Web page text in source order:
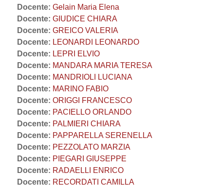
Docente: Gelain Maria Elena
Docente: GIUDICE CHIARA
Docente: GREICO VALERIA
Docente: LEONARDI LEONARDO
Docente: LEPRI ELVIO
Docente: MANDARA MARIA TERESA
Docente: MANDRIOLI LUCIANA
Docente: MARINO FABIO
Docente: ORIGGI FRANCESCO
Docente: PACIELLO ORLANDO
Docente: PALMIERI CHIARA
Docente: PAPPARELLA SERENELLA
Docente: PEZZOLATO MARZIA
Docente: PIEGARI GIUSEPPE
Docente: RADAELLI ENRICO
Docente: RECORDATI CAMILLA